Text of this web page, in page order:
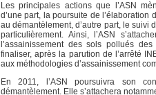
Les principales actions que l’ASN
d’une part, la poursuite de l’élaboration
au démantèlement, d’autre part, le suivi
particulièrement. Ainsi, l’ASN
l’assainissement des sols pollués
finaliser, après la parution de l’arrêté
aux méthodologies d’assainissement
En 2011, l’ASN poursuivra son
démantèlement. Elle s’attachera